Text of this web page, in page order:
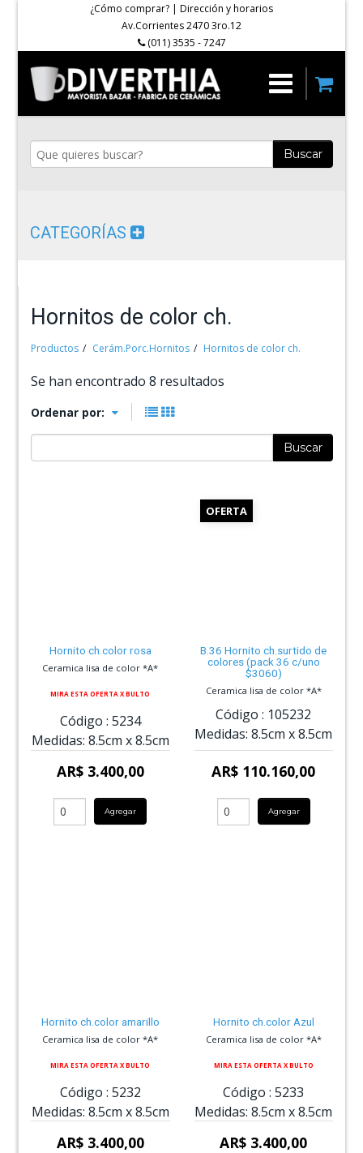
¿Cómo comprar? | Dirección y horarios
Av.Corrientes 2470 3ro.12
(011) 3535 - 7247
Buscar
CATEGORÍAS
Hornitos de color ch.
Productos Cerám.Porc.Hornitos Hornitos de color ch.
Se han encontrado 8 resultados
Ordenar por:
Buscar
Hornito ch.color rosa
Ceramica lisa de color *A*
MIRA ESTA OFERTA X BULTO
Código : 5234
Medidas: 8.5cm x8.5cm
AR$ 3.400,00
Agregar
OFERTA
B.36 Hornito ch.surtido de
colores (pack 36 c/uno
$3060)
Ceramica lisa de color *A*
Código : 105232
Medidas: 8.5cm x8.5cm
AR$ 110.160,00
Agregar
Hornito ch.color amarillo
Ceramica lisa de color *A*
MIRA ESTA OFERTA X BULTO
Código : 5232
Medidas: 8.5cm x8.5cm
AR$ 3.400,00
Hornito ch.color Azul
Ceramica lisa de color *A*
MIRA ESTA OFERTA X BULTO
Código : 5233
Medidas: 8.5cm x8.5cm
AR$ 3.400,00